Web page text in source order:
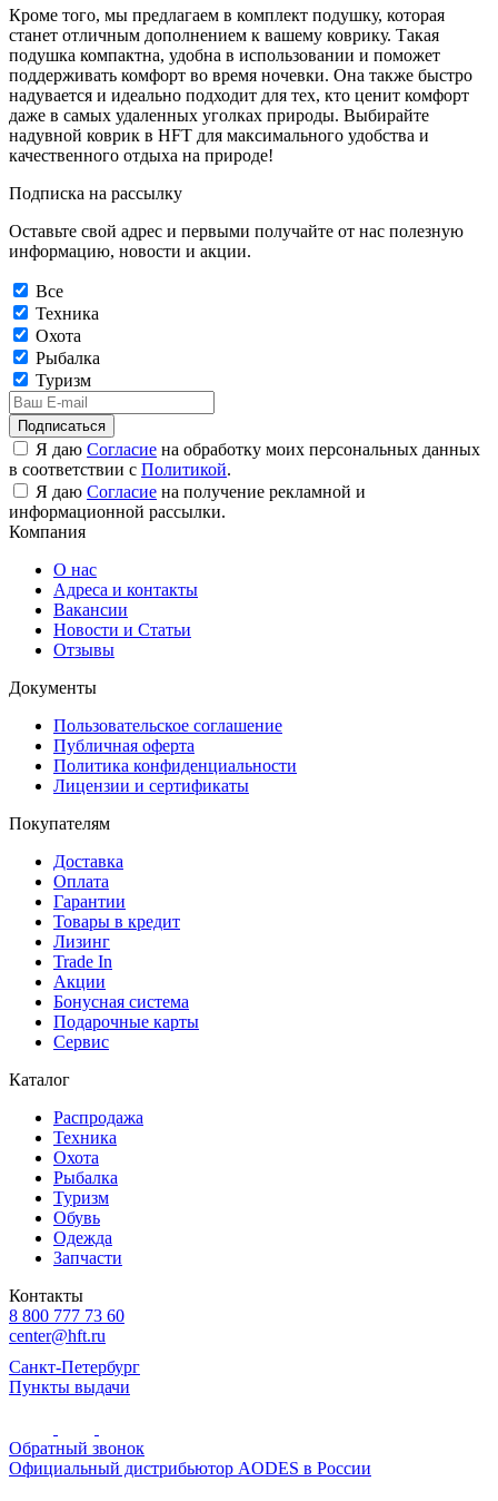
Кроме того, мы предлагаем в комплект подушку, которая
станет отличным дополнением к вашему коврику. Такая
подушка компактна, удобна в использовании и поможет
поддерживать комфорт во время ночевки. Она также быстро
надувается и идеально подходит для тех, кто ценит комфорт
даже в самых удаленных уголках природы. Выбирайте
надувной коврик в HFT для максимального удобства и
качественного отдыха на природе!
Подписка на рассылку
Оставьте свой адрес и первыми получайте от нас полезную
информацию, новости и акции.
Все
Техника
Охота
Рыбалка
Туризм
Подписаться
Я даю Согласие на обработку моих персональных данных
в соответствии с Политикой.
Я даю Согласие на получение рекламной и
информационной рассылки.
Компания
О нас
Адреса и контакты
Вакансии
Новости и Статьи
Отзывы
Документы
Пользовательское соглашение
Публичная оферта
Политика конфиденциальности
Лицензии и сертификаты
Покупателям
Доставка
Оплата
Гарантии
Товары в кредит
Лизинг
Trade In
Акции
Бонусная система
Подарочные карты
Сервис
Каталог
Распродажа
Техника
Охота
Рыбалка
Туризм
Обувь
Одежда
Запчасти
Контакты
8 800 777 73 60
center@hft.ru
Санкт-Петербург
Пункты выдачи
Обратный звонок
Официальный дистрибьютор AODES в России